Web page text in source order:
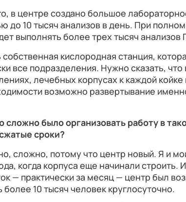
в центре создано большое
до 10 тысяч анализов в день. При
выполнять более трех тысяч анализов
собственная кислородная станция,
все подразделения. Нужно сказать,
лечебных корпусах к каждой
возможно развертывание
сложно было организовать работу в
сроки?
сложно, потому что центр новый. Я и
когда корпуса еще начинали строить.
— практически за месяц — центр был
более 10 тысяч человек круглосуточно.